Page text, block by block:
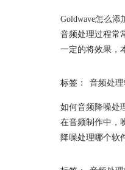
Goldwave怎么添
音频处理过程常
一定的将效果，
标签： 音频处
如何音频降噪处
在音频制作中，
降噪处理哪个软